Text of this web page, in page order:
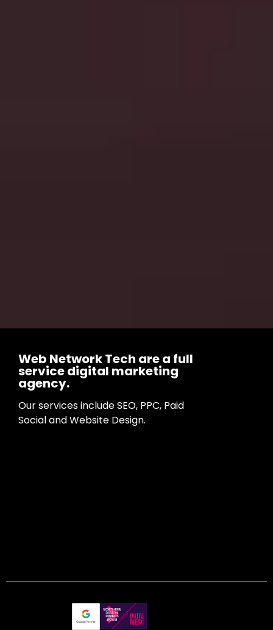
Web Network Tech are a full
service digital marketing
agency.
Our services include SEO, PPC, Paid
Social and Website Design.